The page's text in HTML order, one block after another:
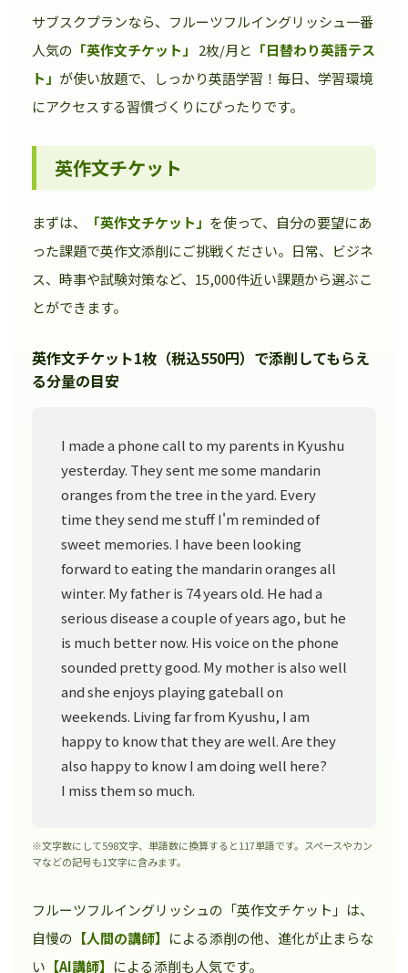
サブスクプランなら、フルーツフルイングリッシュ一番
人気の 「英作文チケット」 2枚/月と 「日替わり英語テス
ト」 が使い放題で、しっかり英語学習！毎日、学習環境
にアクセスする習慣づくりにぴったりです。
英作文チケット
まずは、 「英作文チケット」 を使って、自分の要望にあ
った課題で英作文添削にご挑戦ください。日常、ビジネ
ス、時事や試験対策など、15,000件近い課題から選ぶこ
とができます。
英作文チケット1枚（税込550円）で添削してもらえ
る分量の目安
I made a phone call to my parents in Kyushu
yesterday. They sent me some mandarin
oranges from the tree in the yard. Every
time they send me stuff I'm reminded of
sweet memories. I have been looking
forward to eating the mandarin oranges all
winter. My father is 74 years old. He had a
serious disease a couple of years ago, but he
is much better now. His voice on the phone
sounded pretty good. My mother is also well
and she enjoys playing gateball on
weekends. Living far from Kyushu, I am
happy to know that they are well. Are they
also happy to know I am doing well here?
I miss them so much.
※文字数にして598文字、単語数に換算すると117単語です。スペースやカン
マなどの記号も1文字に含みます。
フルーツフルイングリッシュの「英作文チケット」は、
自慢の 【人間の講師】 による添削の他、進化が止まらな
い 【AI講師】 による添削も人気です。